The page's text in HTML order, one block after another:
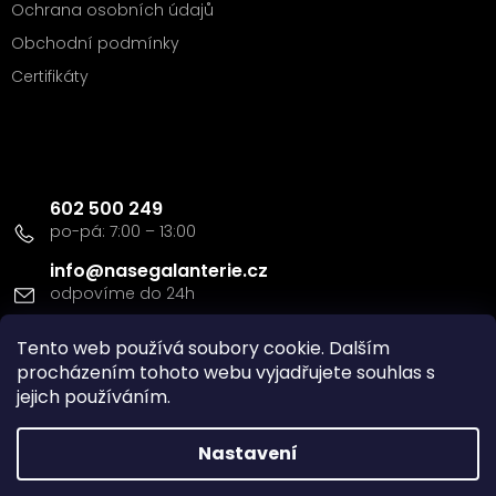
Tento web používá soubory cookie. Dalším
procházením tohoto webu vyjadřujete souhlas s
jejich používáním.
Nastavení
Ochrana osobních údajů
Obchodní podmínky
Certifikáty
info@nasegalanterie.cz
602 500 249
Doprava a platba
Vytvořil Shoptet